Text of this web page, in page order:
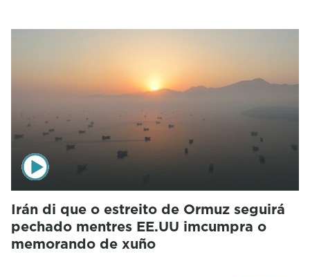
Irán di que o estreito de Ormuz seguirá
pechado mentres EE.UU imcumpra o
memorando de xuño